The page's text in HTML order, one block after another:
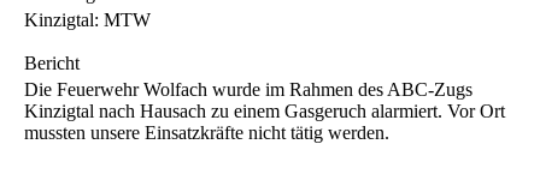
Kinzigtal: MTW
Bericht
Die Feuerwehr Wolfach wurde im Rahmen des ABC-Zugs
Kinzigtal nach Hausach zu einem Gasgeruch alarmiert. Vor Ort
mussten unsere Einsatzkräfte nicht tätig werden.